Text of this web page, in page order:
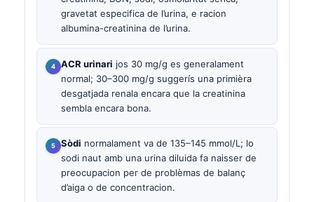
gravetat especifica de l’urina, e racion
albumina-creatinina de l’urina.
ACR urinari jos 30 mg/g es generalament
normal; 30–300 mg/g suggerís una primièra
desgatjada renala encara que la creatinina
sembla encara bona.
Sòdi normalament va de 135–145 mmol/L; lo
sodi naut amb una urina diluida fa naisser de
preocupacion per de problèmas de balanç
d’aiga o de concentracion.